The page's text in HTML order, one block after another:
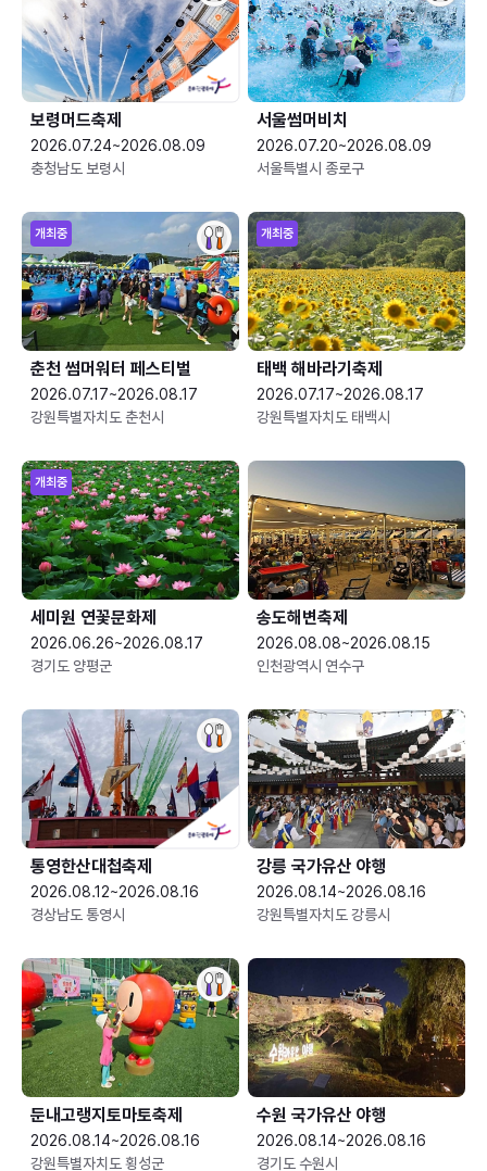
보령머드축제
2026.07.24~2026.08.09
충청남도 보령시
서울썸머비치
2026.07.20~2026.08.09
서울특별시 종로구
개최중
춘천 썸머워터 페스티벌
2026.07.17~2026.08.17
강원특별자치도 춘천시
개최중
태백 해바라기축제
2026.07.17~2026.08.17
강원특별자치도 태백시
개최중
세미원 연꽃문화제
2026.06.26~2026.08.17
경기도 양평군
송도해변축제
2026.08.08~2026.08.15
인천광역시 연수구
통영한산대첩축제
2026.08.12~2026.08.16
경상남도 통영시
강릉 국가유산 야행
2026.08.14~2026.08.16
강원특별자치도 강릉시
둔내고랭지토마토축제
2026.08.14~2026.08.16
강원특별자치도 횡성군
수원 국가유산 야행
2026.08.14~2026.08.16
경기도 수원시